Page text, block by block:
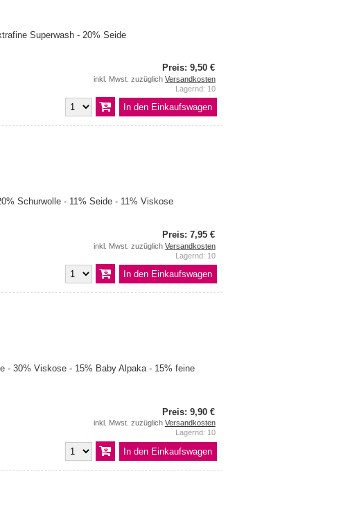
Superwash - 20% Seide
Preis: 9,50 €
inkl. Mwst. zuzüglich Versandkosten
Lagernd: 10
Schurwolle - 11% Seide - 11% Viskose
Preis: 7,95 €
inkl. Mwst. zuzüglich Versandkosten
Lagernd: 10
- 30% Viskose - 15% Baby Alpaka - 15% feine
Preis: 9,90 €
inkl. Mwst. zuzüglich Versandkosten
Lagernd: 10